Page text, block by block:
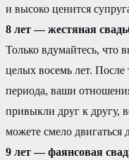
и высоко ценится
8 лет — жестяная
Только вдумайтесь, что
целых восемь лет. После
периода, ваши
привыкли друг к другу,
можете смело двигаться
9 лет — фаянсовая